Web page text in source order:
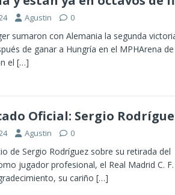
Agustin 0
sumaron con Alemania la segunda
de ganar a Hungría en el MPHArena de
el […]
Oficial: Sergio
Agustin 0
de Sergio Rodríguez sobre su retirada del
jugador profesional, el Real Madrid C.
su cariño […]